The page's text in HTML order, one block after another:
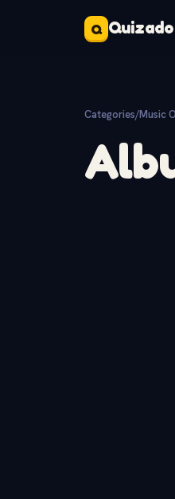
Q Quizado
Categories/Music